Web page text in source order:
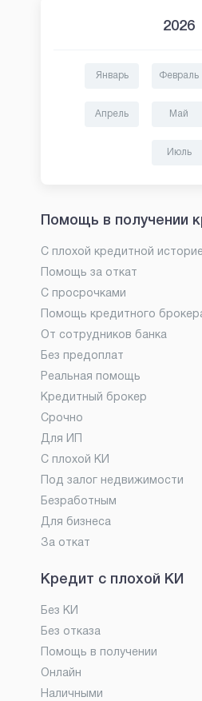
2026
Январь Февраль
Апрель Май
Июль
Помощь в получении
С плохой кредитной
Помощь за откат
С просрочками
Помощь кредитного
От сотрудников банка
Без предоплат
Реальная помощь
Кредитный брокер
Срочно
Для ИП
С плохой КИ
Под залог недвижимости
Безработным
Для бизнеса
За откат
Кредит с плохой КИ
Без КИ
Без отказа
Помощь в получении
Онлайн
Наличными